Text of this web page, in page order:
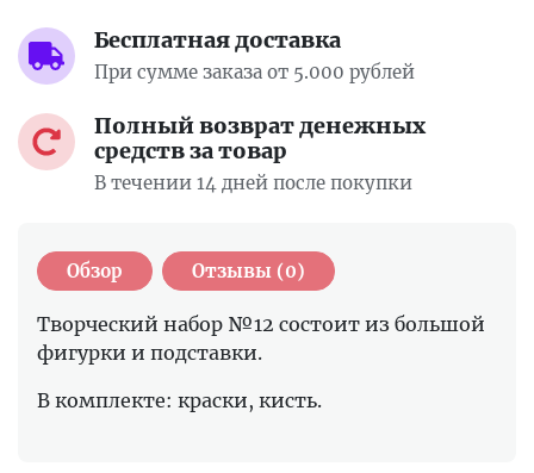
Бесплатная доставка
При сумме заказа от 5.000 рублей
Полный возврат денежных
средств за товар
В течении 14 дней после покупки
Обзор Отзывы (0)
Творческий набор №12 состоит из большой
фигурки и подставки.
В комплекте: краски, кисть.